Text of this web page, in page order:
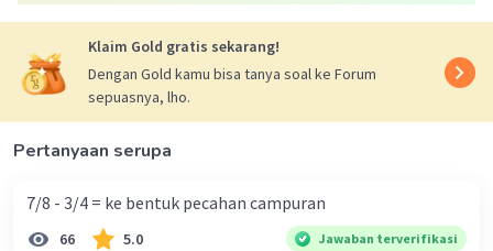
Klaim Gold gratis sekarang!
Dengan Gold kamu bisa tanya soal ke Forum
sepuasnya, lho.
Pertanyaan serupa
7/8 - 3/4 = ke bentuk pecahan campuran
66 5.0 Jawaban terverifikasi